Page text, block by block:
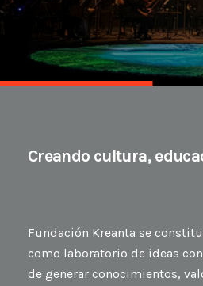
Creando cultura,
Fundación Kreanta se
como laboratorio de ideas
de generar conocimientos,